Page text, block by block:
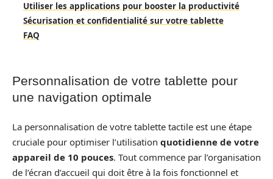
Utiliser les applications pour booster la productivité
Sécurisation et confidentialité sur votre tablette
FAQ
Personnalisation de votre tablette pour
une navigation optimale
La personnalisation de votre tablette tactile est une étape
cruciale pour optimiser l’utilisation quotidienne de votre
appareil de 10 pouces. Tout commence par l’organisation
de l’écran d’accueil qui doit être à la fois fonctionnel et